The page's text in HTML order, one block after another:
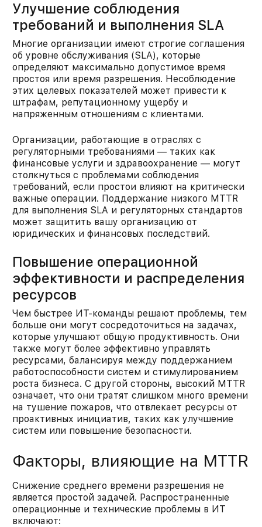
Улучшение соблюдения
требований и выполнения SLA
Многие организации имеют строгие соглашения
об уровне обслуживания (SLA), которые
определяют максимально допустимое время
простоя или время разрешения. Несоблюдение
этих целевых показателей может привести к
штрафам, репутационному ущербу и
напряженным отношениям с клиентами.​
Организации, работающие в отраслях с
регуляторными требованиями — таких как
финансовые услуги и здравоохранение — могут
столкнуться с проблемами соблюдения
требований, если простои влияют на критически
важные операции. Поддержание низкого MTTR
для выполнения SLA и регуляторных стандартов
может защитить вашу организацию от
юридических и финансовых последствий.​
Повышение операционной
эффективности и распределения
ресурсов
Чем быстрее ИТ-команды решают проблемы, тем
больше они могут сосредоточиться на задачах,
которые улучшают общую продуктивность. Они
также могут более эффективно управлять
ресурсами, балансируя между поддержанием
работоспособности систем и стимулированием
роста бизнеса. С другой стороны, высокий MTTR
означает, что они тратят слишком много времени
на тушение пожаров, что отвлекает ресурсы от
проактивных инициатив, таких как улучшение
систем или повышение безопасности.​
Факторы, влияющие на MTTR
Снижение среднего времени разрешения не
является простой задачей. Распространенные
операционные и технические проблемы в ИТ
включают:​